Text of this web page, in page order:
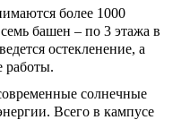
более 1000
башен – по 3 этажа в
остекленение, а
работы.
солнечные
Всего в кампусе